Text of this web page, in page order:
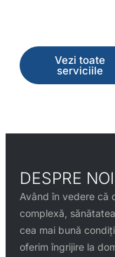
Vezi toate
serviciile
DESPRE NOI
Având în vedere că
complexă,
cea mai bună
oferim îngrijire la